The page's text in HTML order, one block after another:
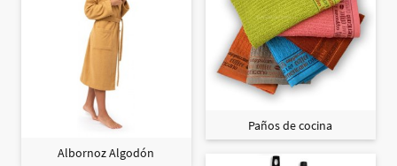
Albornoz Algodón
Paños de cocina